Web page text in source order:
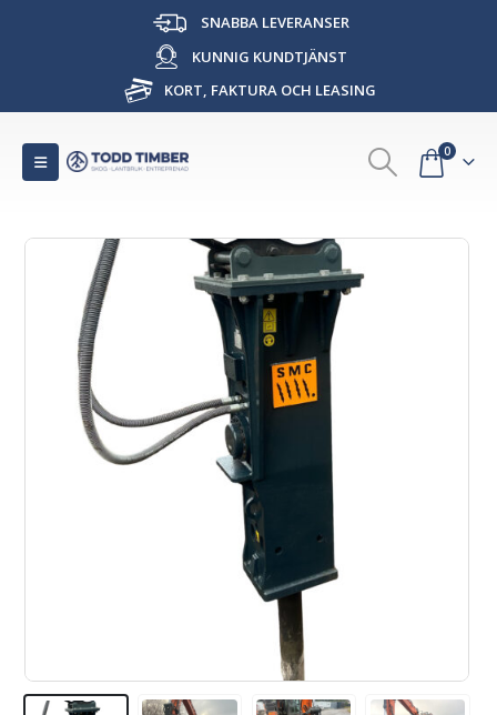
SNABBA LEVERANSER
KUNNIG KUNDTJÄNST
KORT, FAKTURA OCH LEASING
0